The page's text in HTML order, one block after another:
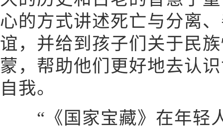
心的方式讲述死亡与分离
谊，并给到孩子们关于民
蒙，帮助他们更好地去认
自我。
“《国家宝藏》在年轻